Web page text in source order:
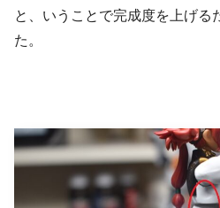
と、いうことで完成度を上げる
た。